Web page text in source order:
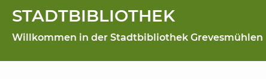
STADTBIBLIOTHEK
Willkommen in der Stadtbibliothek Grevesmühlen